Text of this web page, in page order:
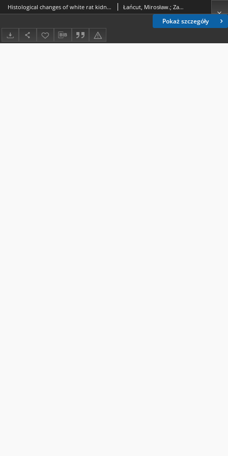
Pokaż szczegóły
Histological changes of white rat kidney after experimental administration of ethanol and cephalexin Łańcut, Mirosław.; Zarębska, Alicja.; Czerny, Krystyna.; Izdebska, Magdalena (medycyna).; Sekita-Krzak, Joanna.; Visconti, Józef.